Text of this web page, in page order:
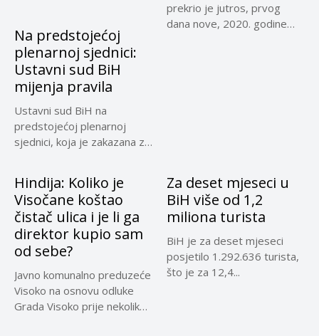
Na predstojećoj
plenarnoj sjednici:
Ustavni sud BiH
mijenja pravila
Ustavni sud BiH na
predstojećoj plenarnoj
sjednici, koja je zakazana za
prekrio je jutros, prvog
dana nove, 2020. godine
Hindija: Koliko je
Visočane koštao
čistač ulica i je li ga
direktor kupio sam
od sebe?
Javno komunalno preduzeće
Visoko na osnovu odluke
Grada Visoko prije nekoliko
Za deset mjeseci u
BiH više od 1,2
miliona turista
BiH je za deset mjeseci
posjetilo 1.292.636 turista,
što je za 12,4...